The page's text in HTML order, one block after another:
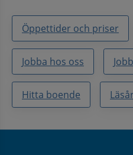
Öppettider och priser
Jobba hos oss
Hitta boende